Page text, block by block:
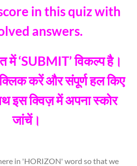
in this quiz with
answers.
में ‘SUBMIT’ विकल्प है।
करें और संपूर्ण हल किए
इस क्विज़ में अपना स्कोर
जांचें।
in 'HORIZON' word so that we